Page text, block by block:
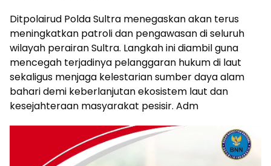
Ditpolairud Polda Sultra menegaskan akan terus
meningkatkan patroli dan pengawasan di seluruh
wilayah perairan Sultra. Langkah ini diambil guna
mencegah terjadinya pelanggaran hukum di laut
sekaligus menjaga kelestarian sumber daya alam
bahari demi keberlanjutan ekosistem laut dan
kesejahteraan masyarakat pesisir. Adm